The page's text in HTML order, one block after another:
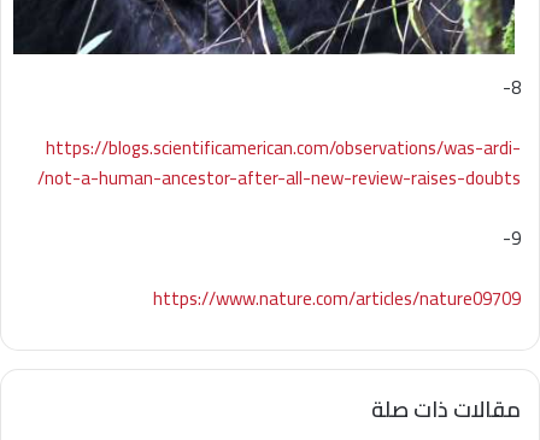
8-
https://blogs.scientificamerican.com/observations/was-ardi-
not-a-human-ancestor-after-all-new-review-raises-doubts/
9-
https://www.nature.com/articles/nature09709
مقالات ذات صلة